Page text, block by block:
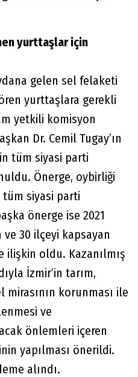
yurttaşlar için
gelen sel felaketi
yurttaşlara gerekli
yetkili komisyon
Dr. Cemil Tugay’ın
tüm siyasi parti
Önerge, oybirliği
tüm siyasi parti
önerge ise 2021
30 ilçeyi kapsayan
ilişkin oldu. Kazanılmış
İzmir’in tarım,
korunması ile
ve
önlemleri içeren
yapılması önerildi.
alındı.